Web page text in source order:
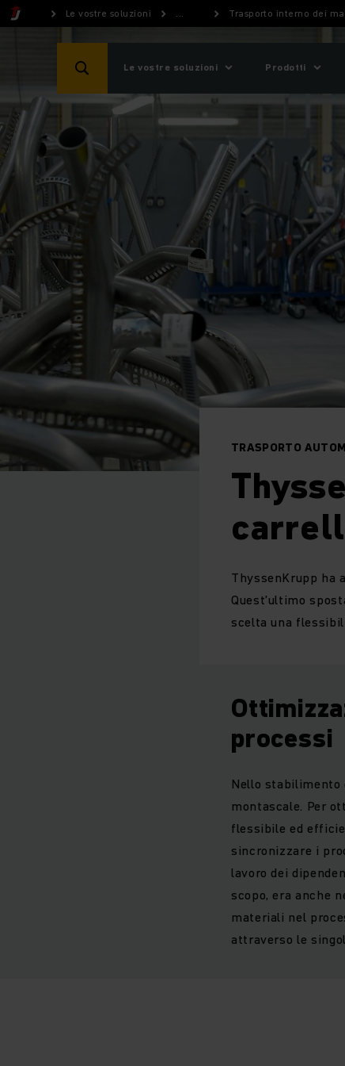
Le vostre soluzioni ... Trasporto interno dei
Le vostre soluzioni Prodotti
TRASPORTO
ThyssenKrupp ha
Quest’ultimo
scelta una
processi
Nello stabilimento
montascale. Per
flessibile ed
sincronizzare i
lavoro dei
scopo, era anche
materiali nel
attraverso le